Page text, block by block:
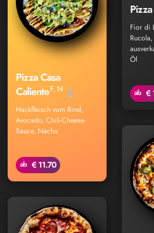
Fior di
Öl
ab €
Pizza Casa
CalienteF, N
Hackfleisch vom Rind,
Avocado, Chili-Cheese-
Sauce, Nacho
ab € 11.70